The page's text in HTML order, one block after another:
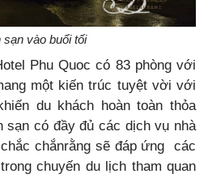
sạn vào buổi tối
Phu Quoc có 83 phòng với
một kiến trúc tuyệt vời với
du khách hoàn toàn thỏa
sạn có đầy đủ các dịch vụ nhà
chắnrằng sẽ đáp ứng các
chuyến du lịch tham quan